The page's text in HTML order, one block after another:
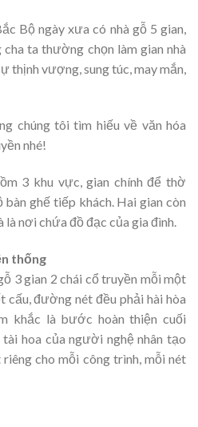
Bộ ngày xưa có nhà gỗ 5 gian,
ta thường chọn làm gian nhà
thịnh vượng, sung túc, may mắn,
chúng tôi tìm hiếu về văn hóa
nhé!
3 khu vực, gian chính để thờ
ghế tiếp khách. Hai gian còn
là nơi chứa đồ đạc của gia đình.
thống
3 gian 2 chái cổ truyền mỗi một
cấu, đường nét đều phải hài hòa
khắc là bước hoàn thiện cuối
hoa của người nghệ nhân tạo
riêng cho mỗi công trình, mỗi nét